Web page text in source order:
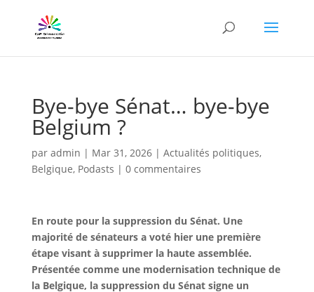
Bye-bye Sénat… bye-bye
Belgium ?
par admin | Mar 31, 2026| Actualités politiques,
Belgique, Podasts | 0 commentaires
En route pour la suppression du Sénat. Une
majorité de sénateurs a voté hier une première
étape visant à supprimer la haute assemblée.
Présentée comme une modernisation technique de
la Belgique, la suppression du Sénat signe un